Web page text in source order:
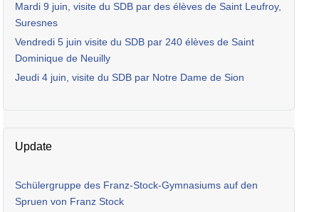
Mardi 9 juin, visite du SDB par des élèves de Saint Leufroy,
Suresnes
Vendredi 5 juin visite du SDB par 240 élèves de Saint
Dominique de Neuilly
Jeudi 4 juin, visite du SDB par Notre Dame de Sion
Update
Schülergruppe des Franz-Stock-Gymnasiums auf den
Spruen von Franz Stock